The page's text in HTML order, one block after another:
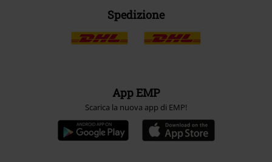
Spedizione
App EMP
Scarica la nuova app di EMP!